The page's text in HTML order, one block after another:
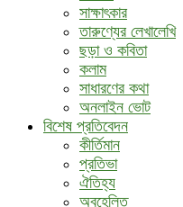
সাক্ষাৎকার
তারুণ্যের লেখালেখি
ছড়া ও কবিতা
কলাম
সাধারণের কথা
অনলাইন ভোট
বিশেষ প্রতিবেদন
কীর্তিমান
প্রতিভা
ঐতিহ্য
অবহেলিত